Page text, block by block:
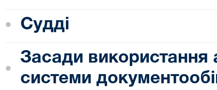
Судді
Засади використання
системи